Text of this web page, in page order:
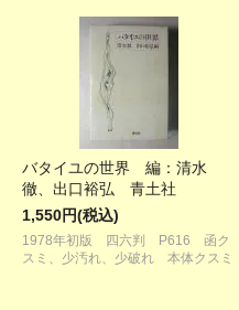
バタイユの世界 編：清水
徹、出口裕弘 青土社
1,550円(税込)
1978年初版 四六判 P616 函ク
スミ、少汚れ、少破れ 本体クスミ